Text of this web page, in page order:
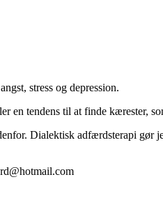
stress og depression.
en tendens til at finde kærester,
Dialektisk adfærdsterapi gør